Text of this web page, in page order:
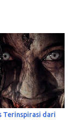
Terinspirasi dari